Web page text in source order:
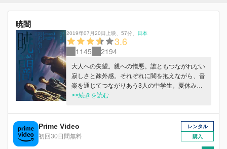
暁闇
2019年07月20日上映 57分 日本
3.6
1145 2194
大人への失望。親への憎悪。誰ともつながれない
寂しさと疎外感。それぞれに闇を抱えながら、音
楽を通じてつながりあう3人の中学生。夏休み、
都会の片隅にある廃ビルの屋上に集っては、足り
ように、彼らは静かに手を取り合う。友情でも恋
愛でもなく、ただ互いの孤独を共有しあう少年少
女たちの青春劇。
>>続きを読む
Prime Video
初回30日間無料
レンタル
購入